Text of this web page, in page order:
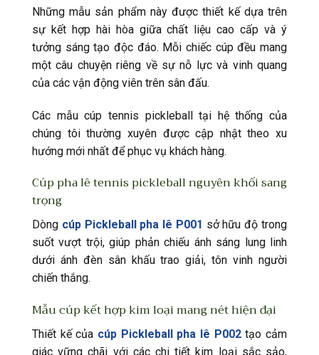
Những mẫu sản phẩm này được thiết kế dựa trên
sự kết hợp hài hòa giữa chất liệu cao cấp và ý
tưởng sáng tạo độc đáo. Mỗi chiếc cúp đều mang
một câu chuyện riêng về sự nỗ lực và vinh quang
của các vận động viên trên sân đấu.
Các mẫu cúp tennis pickleball tại hệ thống của
chúng tôi thường xuyên được cập nhật theo xu
hướng mới nhất để phục vụ khách hàng.
Cúp pha lê tennis pickleball nguyên khối sang
trọng
Dòng cúp Pickleball pha lê P001 sở hữu độ trong
suốt vượt trội, giúp phản chiếu ánh sáng lung linh
dưới ánh đèn sân khấu trao giải, tôn vinh người
chiến thắng.
Mẫu cúp kết hợp kim loại mang nét hiện đại
Thiết kế của cúp Pickleball pha lê P002tạo cảm
giác vững chãi với các chi tiết kim loại sắc sảo,